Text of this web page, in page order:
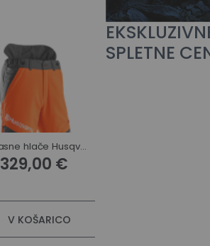
SPLETNE
Dopasne hlače Husqvarna Technical
329,00 €
V KOŠARICO